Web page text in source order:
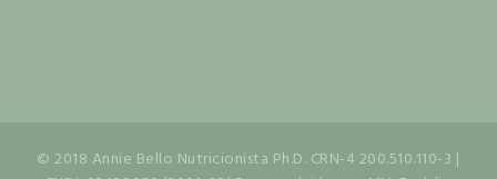
© 2018 Annie Bello Nutricionista Ph.D. CRN-4 200.510.110-3 |